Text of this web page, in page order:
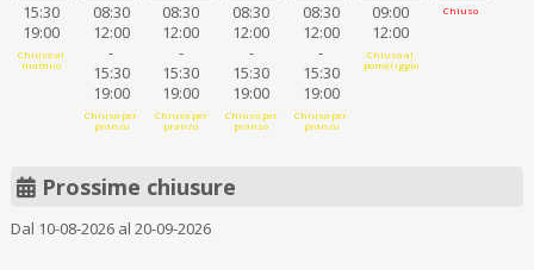
15:30
19:00
Chiuso al
mattino
08:30
12:00
-
15:30
19:00
Chiuso per
pranzo
08:30
12:00
-
15:30
19:00
Chiuso per
pranzo
08:30
12:00
-
15:30
19:00
Chiuso per
pranzo
08:30
12:00
-
15:30
19:00
Chiuso per
pranzo
09:00
12:00
Chiuso al
pomeriggio
Chiuso
Prossime chiusure
Dal 10-08-2026 al 20-09-2026